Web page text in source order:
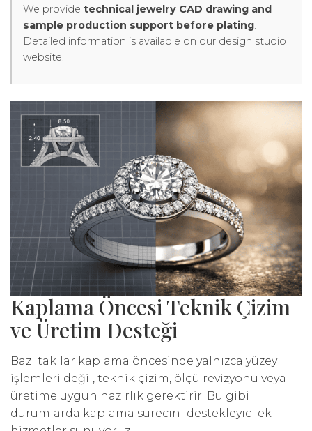
We provide technical jewelry CAD drawing and
sample production support before plating.
Detailed information is available on our design studio
website.
Kaplama Öncesi Teknik Çizim
ve Üretim Desteği
Bazı takılar kaplama öncesinde yalnızca yüzey
işlemleri değil, teknik çizim, ölçü revizyonu veya
üretime uygun hazırlık gerektirir. Bu gibi
durumlarda kaplama sürecini destekleyici ek